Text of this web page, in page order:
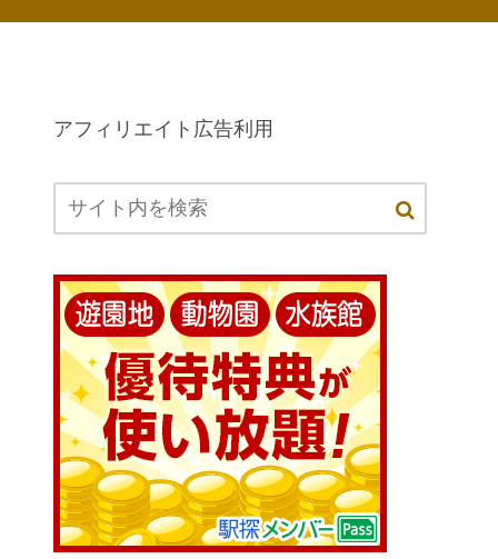
アフィリエイト広告利用